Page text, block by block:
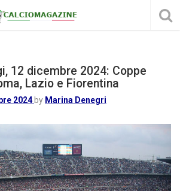
12 dicembre 2024: Coppe
Lazio e Fiorentina
2024 by Marina Denegri